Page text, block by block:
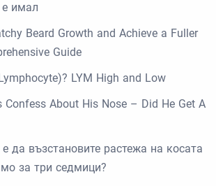
имал
Beard Growth and Achieve a Fuller
Guide
LYM High and Low
Confess About His Nose – Did He Get A
да възстановите растежа на косата
за три седмици?